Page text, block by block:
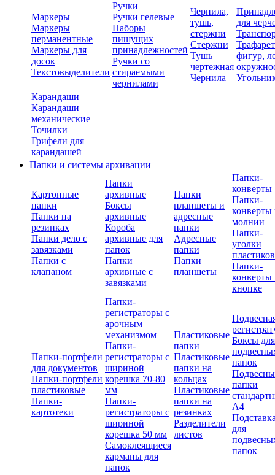
Маркеры
Маркеры
перманентные
Маркеры для
досок
Текстовыделители
Ручки
Ручки гелевые
Наборы
пишущих
принадлежностей
Ручки со
стираемыми
чернилами
Чернила,
тушь,
стержни
Стержни
Тушь
чертежная
Чернила
для
фигур,
Карандаши
Карандаши
механические
Точилки
Грифели для
карандашей
Папки и системы архивации
Картонные
папки
Папки на
резинках
Папки дело с
завязками
Папки с
клапаном
Папки
архивные
Боксы
архивные
Короба
архивные для
папок
Папки
архивные с
завязками
Папки
планшеты и
адресные
папки
Адресные
папки
Папки
планшеты
Папки-
конверты
Папки-
конверты
молнии
Папки-
уголки
Папки-
конверты
кнопке
Папки-портфели
для документов
Папки-портфели
пластиковые
Папки-
картотеки
Папки-
регистраторы с
арочным
механизмом
Папки-
регистраторы с
шириной
корешка 70-80
мм
Папки-
регистраторы с
шириной
корешка 50 мм
Самоклеящиеся
карманы для
папок
Пластиковые
папки
Пластиковые
папки на
кольцах
Пластиковые
папки на
резинках
Разделители
листов
Боксы для
папок
папки
А4
для
папок